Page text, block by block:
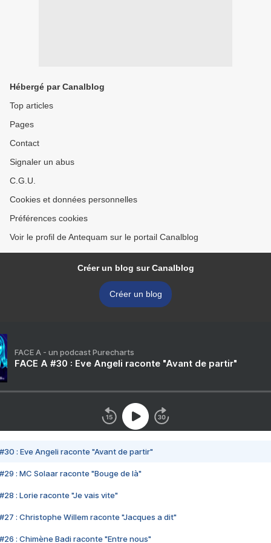
Hébergé par Canalblog
Top articles
Pages
Contact
Signaler un abus
C.G.U.
Cookies et données personnelles
Préférences cookies
Voir le profil de Antequam sur le portail Canalblog
Créer un blog sur Canalblog
Créer un blog
FACE A - un podcast Purecharts
FACE A #30 : Eve Angeli raconte "Avant de partir"
#30 : Eve Angeli raconte "Avant de partir"
#29 : MC Solaar raconte "Bouge de là"
#28 : Lorie raconte "Je vais vite"
#27 : Christophe Willem raconte "Jacques a dit"
#26 : Chimène Badi raconte "Entre nous"